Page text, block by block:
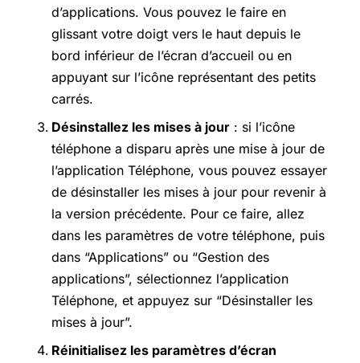
d’applications. Vous pouvez le faire en
glissant votre doigt vers le haut depuis le
bord inférieur de l’écran d’accueil ou en
appuyant sur l’icône représentant des petits
carrés.
Désinstallez les mises à jour : si l’icône
téléphone a disparu après une mise à jour de
l’application Téléphone, vous pouvez essayer
de désinstaller les mises à jour pour revenir à
la version précédente. Pour ce faire, allez
dans les paramètres de votre téléphone, puis
dans “Applications” ou “Gestion des
applications”, sélectionnez l’application
Téléphone, et appuyez sur “Désinstaller les
mises à jour”.
Réinitialisez les paramètres d’écran